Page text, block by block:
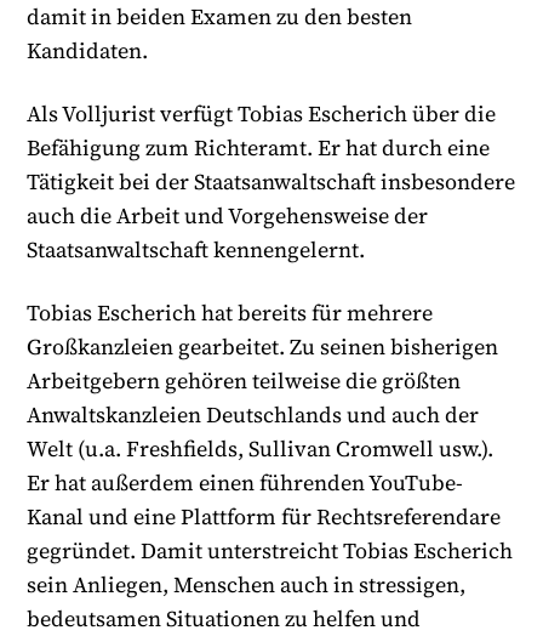
damit in beiden Examen zu den besten
Kandidaten.
Als Volljurist verfügt Tobias Escherich über die
Befähigung zum Richteramt. Er hat durch eine
Tätigkeit bei der Staatsanwaltschaft insbesondere
auch die Arbeit und Vorgehensweise der
Staatsanwaltschaft kennengelernt.
Tobias Escherich hat bereits für mehrere
Großkanzleien gearbeitet. Zu seinen bisherigen
Arbeitgebern gehören teilweise die größten
Anwaltskanzleien Deutschlands und auch der
Welt (u.a. Freshfields, Sullivan Cromwell usw.).
Er hat außerdem einen führenden YouTube-
Kanal und eine Plattform für Rechtsreferendare
gegründet. Damit unterstreicht Tobias Escherich
sein Anliegen, Menschen auch in stressigen,
bedeutsamen Situationen zu helfen und